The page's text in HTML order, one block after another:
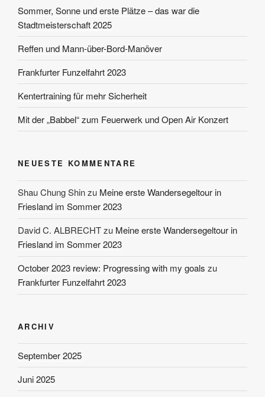
Sommer, Sonne und erste Plätze – das war die
Stadtmeisterschaft 2025
Reffen und Mann-über-Bord-Manöver
Frankfurter Funzelfahrt 2023
Kentertraining für mehr Sicherheit
Mit der „Babbel“ zum Feuerwerk und Open Air Konzert
NEUESTE KOMMENTARE
Shau Chung Shinzu Meine erste Wandersegeltour in
Friesland im Sommer 2023
David C. ALBRECHTzu Meine erste Wandersegeltour in
Friesland im Sommer 2023
October 2023 review: Progressing with my goals zu
Frankfurter Funzelfahrt 2023
ARCHIV
September 2025
Juni 2025